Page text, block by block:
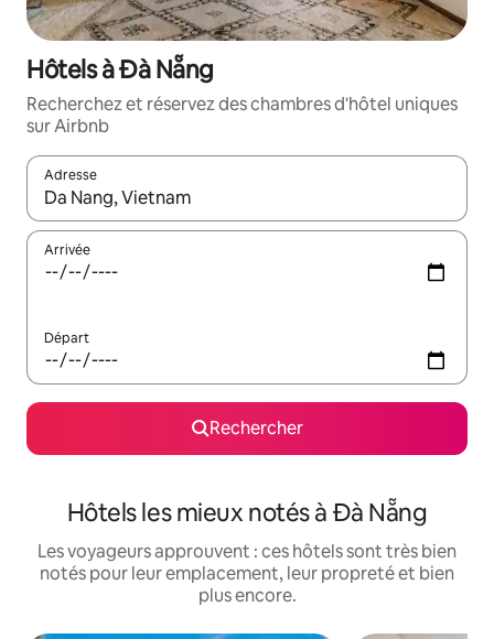
Hôtels à Đà Nẵng
Recherchez et réservez des chambres d'hôtel uniques
sur Airbnb
Adresse
Lorsque les résultats s'affichent, utilisez les flèches vers le
Arrivée
Départ
Rechercher
Hôtels les mieux notés à Đà Nẵng
Les voyageurs approuvent : ces hôtels sont très bien
notés pour leur emplacement, leur propreté et bien
plus encore.